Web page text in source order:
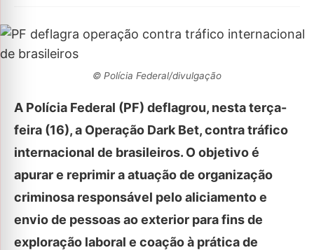
© Polícia Federal/divulgação
A Polícia Federal (PF) deflagrou, nesta terça-
feira (16), a Operação Dark Bet, contra tráfico
internacional de brasileiros. O objetivo é
apurar e reprimir a atuação de organização
criminosa responsável pelo aliciamento e
envio de pessoas ao exterior para fins de
exploração laboral e coação à prática de